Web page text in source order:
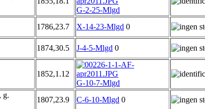
G-2-25-Mlgd
1786,23.7 X-14-23-Mlgd 0
1874,30.5 J-4-5-Mlgd 0
1852,1.12
G-10-7-Mlgd
g.
1807,23.9 C-6-10-Mlgd 0